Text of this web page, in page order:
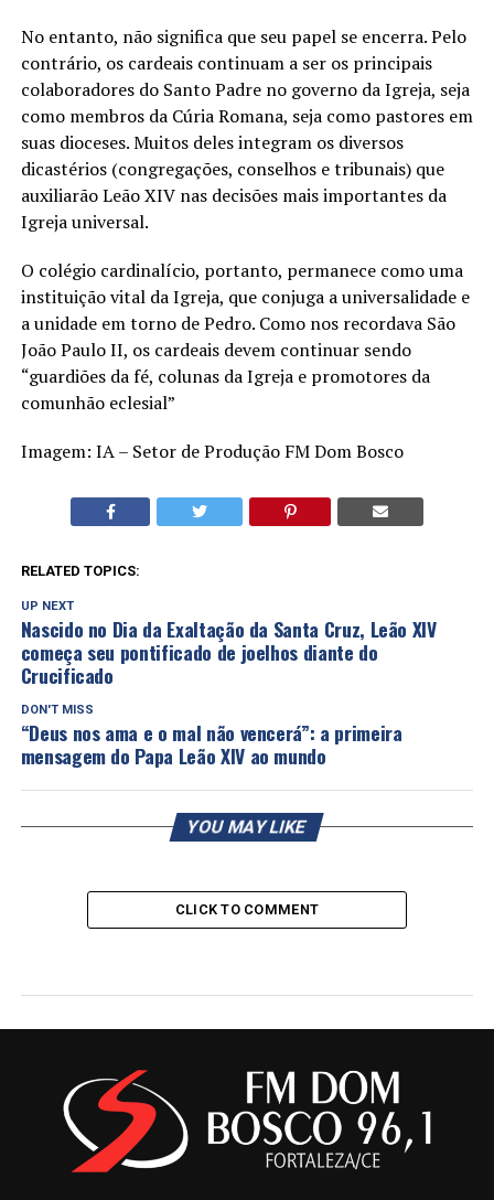
No entanto, não significa que seu papel se encerra. Pelo
contrário, os cardeais continuam a ser os principais
colaboradores do Santo Padre no governo da Igreja, seja
como membros da Cúria Romana, seja como pastores em
suas dioceses. Muitos deles integram os diversos
dicastérios (congregações, conselhos e tribunais) que
auxiliarão Leão XIV nas decisões mais importantes da
Igreja universal.
O colégio cardinalício, portanto, permanece como uma
instituição vital da Igreja, que conjuga a universalidade e
a unidade em torno de Pedro. Como nos recordava São
João Paulo II, os cardeais devem continuar sendo
“guardiões da fé, colunas da Igreja e promotores da
comunhão eclesial”
Imagem: IA – Setor de Produção FM Dom Bosco
RELATED TOPICS:
UP NEXT
Nascido no Dia da Exaltação da Santa Cruz, Leão XIV
começa seu pontificado de joelhos diante do
Crucificado
DON'T MISS
“Deus nos ama e o mal não vencerá”: a primeira
mensagem do Papa Leão XIV ao mundo
YOU MAY LIKE
CLICK TO COMMENT